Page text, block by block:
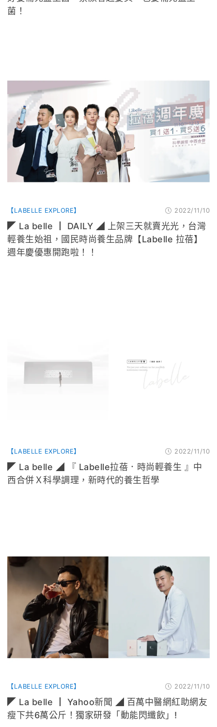
菌！
【LABELLE EXPLORE】 2022/11/10
◤ La belle ┃ DAILY ◢ 上架三天就賣光光，台灣
輕養生始祖，國民時尚養生品牌【Labelle 拉蓓】
週年慶優惠開跑啦！！
【LABELLE EXPLORE】 2022/11/10
◤ La belle ◢ 『 Labelle拉蓓．時尚輕養生 』中
西合併Ｘ科學調理，新時代的養生哲學
【LABELLE EXPLORE】 2022/11/10
◤ La belle ┃ Yahoo新聞 ◢ 百萬中醫網紅助網友
瘦下共6萬公斤！獨家研發「動能閃纖飲」!